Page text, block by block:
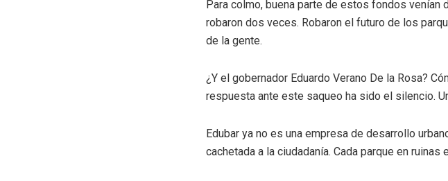
Para colmo, buena parte de estos fondos venían
robaron dos veces. Robaron el futuro de los
de la gente.
¿Y el gobernador Eduardo Verano De la Rosa?
respuesta ante este saqueo ha sido el silencio.
Edubar ya no es una empresa de desarrollo
cachetada a la ciudadanía. Cada parque en